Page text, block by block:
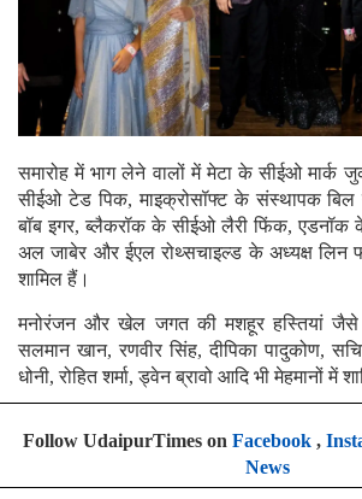
समारोह में भाग लेने वालों में मेटा के सीईओ मार्क
सीईओ टेड पिक, माइक्रोसॉफ्ट के संस्थापक
बॉब इगर, ब्लैकरॉक के सीईओ लैरी फिंक, एडनॉक
अल जाबेर और ईएल रोथ्सचाइल्ड के अध्यक्ष लिन
शामिल हैं।
मनोरंजन और खेल जगत की मशहूर हस्तियां जैसे
सलमान खान, रणवीर सिंह, दीपिका पादुकोण,
धोनी, रोहित शर्मा, ड्वेन ब्रावो आदि भी मेहमानों में
Follow UdaipurTimes on Facebook,
News